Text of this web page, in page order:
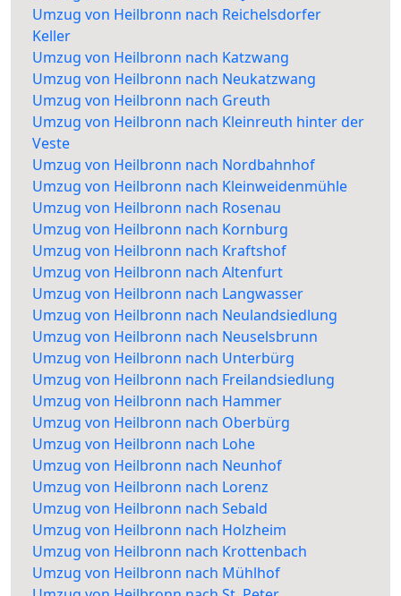
Umzug von Heilbronn nach Reichelsdorfer
Keller
Umzug von Heilbronn nach Katzwang
Umzug von Heilbronn nach Neukatzwang
Umzug von Heilbronn nach Greuth
Umzug von Heilbronn nach Kleinreuth hinter der
Veste
Umzug von Heilbronn nach Nordbahnhof
Umzug von Heilbronn nach Kleinweidenmühle
Umzug von Heilbronn nach Rosenau
Umzug von Heilbronn nach Kornburg
Umzug von Heilbronn nach Kraftshof
Umzug von Heilbronn nach Altenfurt
Umzug von Heilbronn nach Langwasser
Umzug von Heilbronn nach Neulandsiedlung
Umzug von Heilbronn nach Neuselsbrunn
Umzug von Heilbronn nach Unterbürg
Umzug von Heilbronn nach Freilandsiedlung
Umzug von Heilbronn nach Hammer
Umzug von Heilbronn nach Oberbürg
Umzug von Heilbronn nach Lohe
Umzug von Heilbronn nach Neunhof
Umzug von Heilbronn nach Lorenz
Umzug von Heilbronn nach Sebald
Umzug von Heilbronn nach Holzheim
Umzug von Heilbronn nach Krottenbach
Umzug von Heilbronn nach Mühlhof